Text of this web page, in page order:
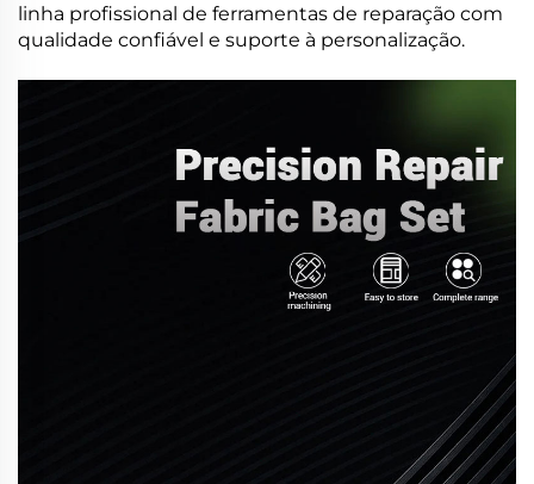
linha profissional de ferramentas de reparação com
qualidade confiável e suporte à personalização.